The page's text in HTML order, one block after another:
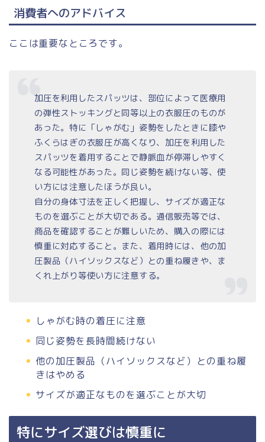
消費者へのアドバイス
ここは重要なところです。
加圧を利用したスパッツは、部位によって医療用
の弾性ストッキングと同等以上の衣服圧のものが
あった。特に「しゃがむ」姿勢をしたときに膝や
ふくらはぎの衣服圧が高くなり、加圧を利用した
スパッツを着用することで静脈血が停滞しやすく
なる可能性があった。同じ姿勢を続けない等、使
い方には注意したほうが良い。
自分の身体寸法を正しく把握し、サイズが適正な
ものを選ぶことが大切である。通信販売等では、
商品を確認することが難しいため、購入の際には
慎重に対応すること。また、着用時には、他の加
圧製品（ハイソックスなど）との重ね履きや、ま
くれ上がり等使い方に注意する。
しゃがむ時の着圧に注意
同じ姿勢を長時間続けない
他の加圧製品（ハイソックスなど）との重ね履
きはやめる
サイズが適正なものを選ぶことが大切
特にサイズ選びは慎重に